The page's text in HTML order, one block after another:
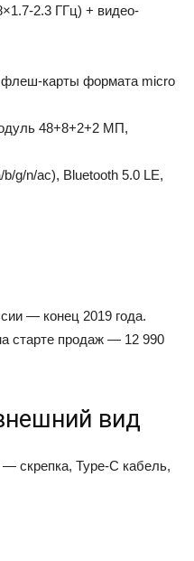
2.3 ГГц) + видео-
флеш-карты формата micro
48+8+2+2 МП,
g/n/ac), Bluetooth 5.0 LE,
— конец 2019 года.
старте продаж — 12 990
вид
— скрепка, Type-C кабель,